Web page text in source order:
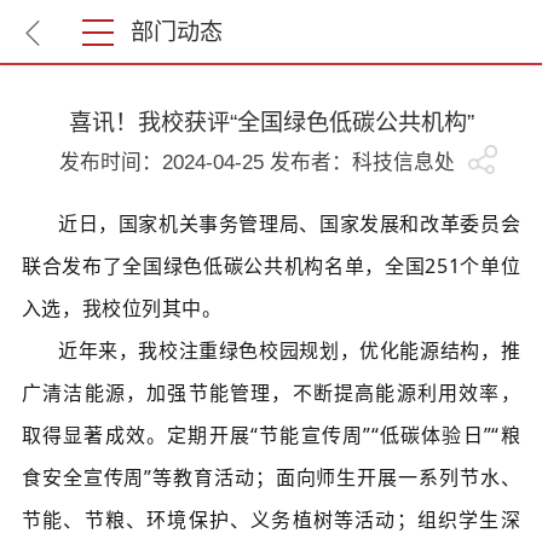
部门动态
喜讯！我校获评“全国绿色低碳公共机构”
发布时间：2024-04-25 发布者：科技信息处
近日，国家机关事务管理局、国家发展和改革委员会
联合发布了全国绿色低碳公共机构名单，全国251个单位
入选，我校位列其中。
近年来，我校注重绿色校园规划，优化能源结构，推
广清洁能源，加强节能管理，不断提高能源利用效率，
取得显著成效。定期开展“节能宣传周”“低碳体验日”“粮
食安全宣传周”等教育活动；面向师生开展一系列节水、
节能、节粮、环境保护、义务植树等活动；组织学生深